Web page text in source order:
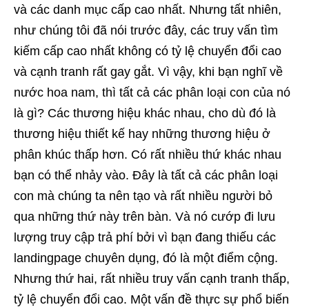
và các danh mục cấp cao nhất. Nhưng tất nhiên,
như chúng tôi đã nói trước đây, các truy vấn tìm
kiếm cấp cao nhất không có tỷ lệ chuyển đổi cao
và cạnh tranh rất gay gắt. Vì vậy, khi bạn nghĩ về
nước hoa nam, thì tất cả các phân loại con của nó
là gì? Các thương hiệu khác nhau, cho dù đó là
thương hiệu thiết kế hay những thương hiệu ở
phân khúc thấp hơn. Có rất nhiều thứ khác nhau
bạn có thể nhảy vào. Đây là tất cả các phân loại
con mà chúng ta nên tạo và rất nhiều người bỏ
qua những thứ này trên bàn. Và nó cướp đi lưu
lượng truy cập trả phí bởi vì bạn đang thiếu các
landingpage chuyên dụng, đó là một điểm cộng.
Nhưng thứ hai, rất nhiều truy vấn cạnh tranh thấp,
tỷ lệ chuyển đổi cao. Một vấn đề thực sự phổ biến